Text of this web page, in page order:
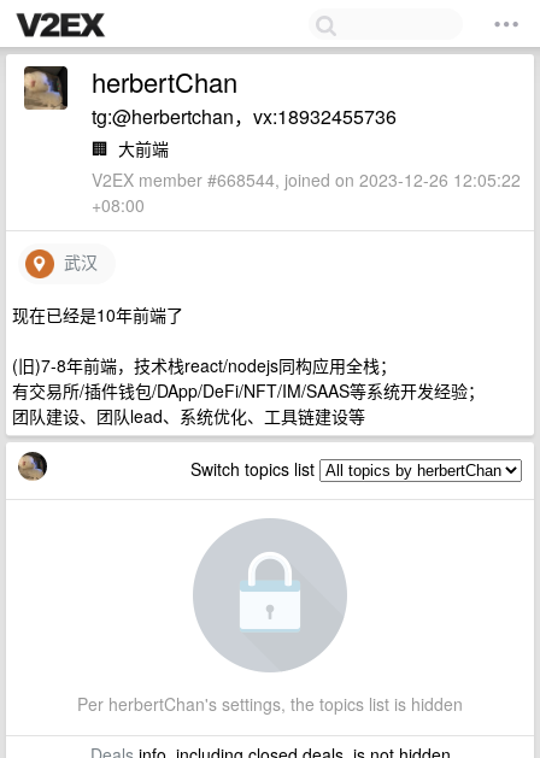
herbertChan
tg:@herbertchan，vx:18932455736
🏢 大前端
V2EX member #668544, joined on 2023-12-26 12:05:22
+08:00
武汉
现在已经是10年前端了
(旧)7-8年前端，技术栈react/nodejs同构应用全栈；
有交易所/插件钱包/DApp/DeFi/NFT/IM/SAAS等系统开发经验；
团队建设、团队lead、系统优化、工具链建设等
Switch topics list
Per herbertChan's settings, the topics list is hidden